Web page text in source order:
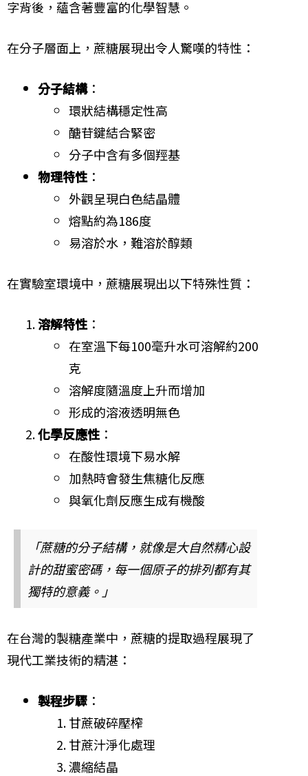
字背後，蘊含著豐富的化學智慧。
在分子層面上，蔗糖展現出令人驚嘆的特性：
分子結構：
環狀結構穩定性高
醣苷鍵結合緊密
分子中含有多個羥基
物理特性：
外觀呈現白色結晶體
熔點約為186度
易溶於水，難溶於醇類
在實驗室環境中，蔗糖展現出以下特殊性質：
溶解特性：
在室溫下每100毫升水可溶解約200
克
溶解度隨溫度上升而增加
形成的溶液透明無色
化學反應性：
在酸性環境下易水解
加熱時會發生焦糖化反應
與氧化劑反應生成有機酸
「蔗糖的分子結構，就像是大自然精心設
計的甜蜜密碼，每一個原子的排列都有其
獨特的意義。」
在台灣的製糖產業中，蔗糖的提取過程展現了
現代工業技術的精湛：
製程步驟 ：
甘蔗破碎壓榨
甘蔗汁淨化處理
濃縮結晶